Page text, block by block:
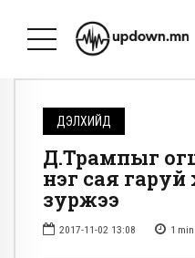
ДЭЛХИЙД
Д.Трампыг
нэг сая гаруй
зуржээ
2017-11-02 13:08 1 min